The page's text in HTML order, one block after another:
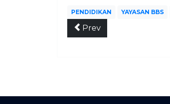
PENDIDIKAN YAYASAN BBS
Prev